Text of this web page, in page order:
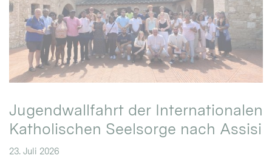
Jugendwallfahrt der Internationalen
Katholischen Seelsorge nach Assisi
23. Juli 2026